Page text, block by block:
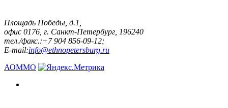
Площадь Победы, д.1,
офис 0176, г. Санкт-Петербург, 196240
тел./факс.:+7 904 856-09-12;
E-mail:info@ethnopetersburg.ru
АОММО